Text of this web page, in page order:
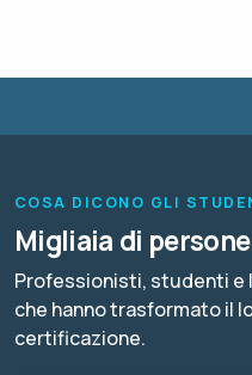
COSA DICONO GLI
Migliaia di
Professionisti, studenti e
che hanno trasformato il
certificazione.